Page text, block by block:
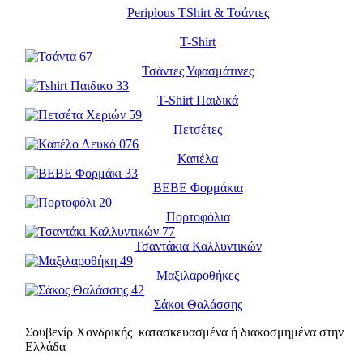
Periplous TShirt & Τσάντες
T-Shirt
Τσάντες Υφασμάτινες
T-Shirt Παιδικά
Πετσέτες
Καπέλα
BEBE Φορμάκια
Πορτοφόλια
Τσαντάκια Καλλυντικών
Μαξιλαροθήκες
Σάκοι Θαλάσσης
Σουβενίρ Χονδρικής κατασκευασμένα ή διακοσμημένα στην
Ελλάδα